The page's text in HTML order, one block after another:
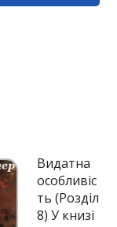
Видатна
особливіс
ть (Розділ
8) У книзі